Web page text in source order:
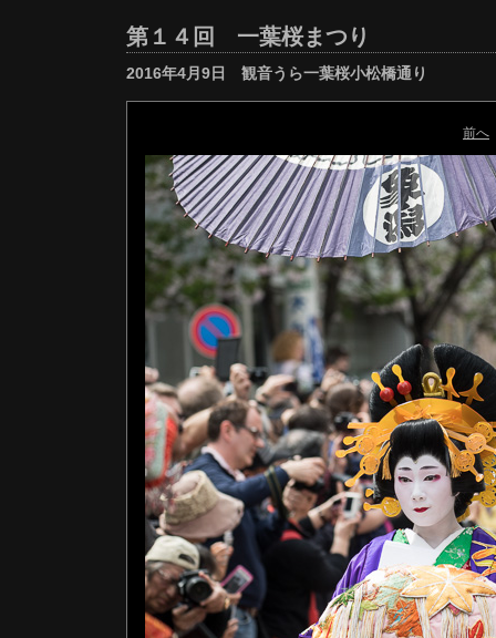
第１４回 一葉桜まつり
2016年4月9日 観音うら一葉桜小松橋通り
前へ